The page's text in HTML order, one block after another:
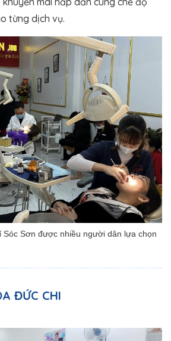
từng dịch vụ.
Sóc Sơn được nhiều người dân lựa chọn
ĐỨC CHI